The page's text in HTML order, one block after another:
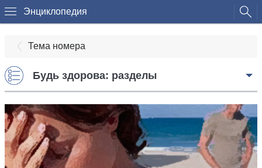
Энциклопедия
Тема номера
Будь здорова: разделы